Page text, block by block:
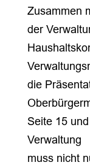
Zusammen
der
die
Seite 15
Verwaltung
muss nicht